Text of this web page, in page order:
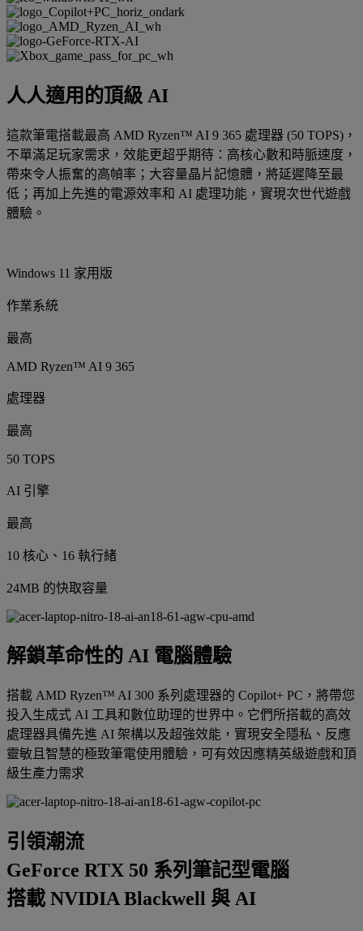
人人適用的頂級 AI
這款筆電搭載最高 AMD Ryzen™ AI 9 365 處理器 (50 TOPS)，
不單滿足玩家需求，效能更超乎期待：高核心數和時脈速度，
帶來令人振奮的高幀率；大容量晶片記憶體，將延遲降至最
低；再加上先進的電源效率和 AI 處理功能，實現次世代遊戲
體驗。
Windows 11 家用版
作業系統
最高
AMD Ryzen™ AI 9 365
處理器
最高
50 TOPS
AI 引擎
最高
10 核心、16 執行緒
24MB 的快取容量
解鎖革命性的 AI 電腦體驗
搭載 AMD Ryzen™ AI 300 系列處理器的 Copilot+ PC，將帶您
投入生成式 AI 工具和數位助理的世界中。它們所搭載的高效
處理器具備先進 AI 架構以及超強效能，實現安全隱私、反應
靈敏且智慧的極致筆電使用體驗，可有效因應精英級遊戲和頂
級生產力需求
引領潮流
GeForce RTX 50 系列筆記型電腦
搭載 NVIDIA Blackwell 與 AI